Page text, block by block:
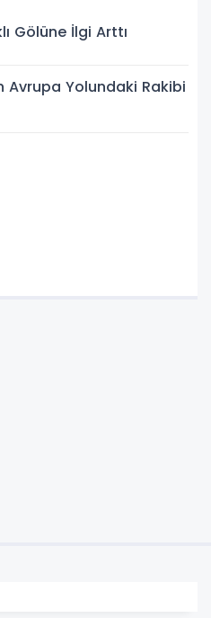
Gölüne İlgi Arttı
Avrupa Yolundaki Rakibi